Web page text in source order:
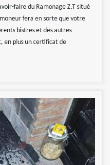
faire du Ramonage Z.T situé
fera en sorte que votre
bistres et des autres
en plus un certificat de